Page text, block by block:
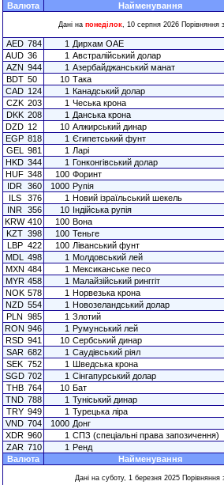
Валюта
Найменування
Дані на понеділок, 10 серпня 2026 Порівняння
AED 784 1 Дирхам ОАЕ
AUD 36 1 Австралійський долар
AZN 944 1 Азербайджанський манат
BDT 50 10 Така
CAD 124 1 Канадський долар
CZK 203 1 Чеська крона
DKK 208 1 Данська крона
DZD 12 10 Алжирський динар
EGP 818 1 Єгипетський фунт
GEL
981 1 Ларі
HKD 344 1 Гонконгівський долар
HUF 348 100 Форинт
IDR 360 1000 Рупія
ILS
376 1 Новий ізраїльський шекель
INR 356 10 Індійська рупія
KRW 410 100 Вона
KZT 398 100 Теньге
LBP 422 100 Ліванський фунт
MDL
498 1 Молдовський лей
MXN 484 1 Мексиканське песо
MYR 458 1 Малайзійський ринггіт
NOK 578 1 Норвезька крона
NZD 554 1 Новозеландський долар
PLN 985 1 Злотий
RON 946 1 Румунський лей
RSD 941 10 Сербський динар
SAR 682 1 Саудівський ріял
SEK 752 1 Шведська крона
SGD 702 1 Сінгапурський долар
THB 764 10 Бат
TND 788 1 Туніський динар
TRY 949 1 Турецька ліра
VND 704 1000 Донг
XDR 960 1 СПЗ (спеціальні права запозичення)
ZAR 710 1 Ренд
Валюта
Найменування
Дані на суботу, 1 березня 2025